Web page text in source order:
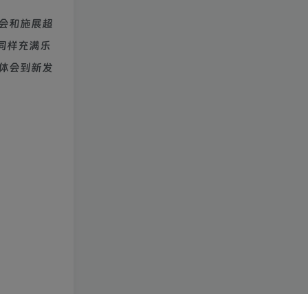
和施展超
样充满乐
会到新发